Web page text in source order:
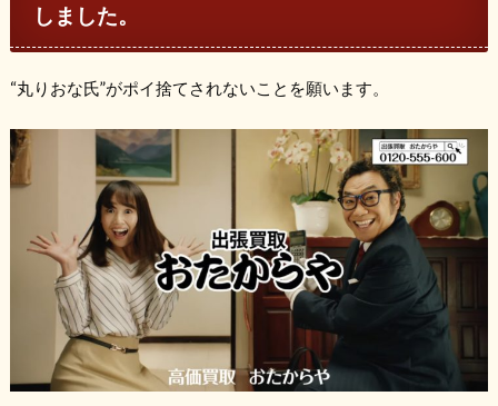
しました。
“丸りおな氏”がポイ捨てされないことを願います。